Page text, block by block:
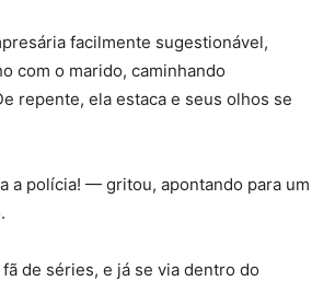
facilmente sugestionável,
com o marido, caminhando
repente, ela estaca e seus olhos se
a polícia! — gritou, apontando para um
de séries, e já se via dentro do